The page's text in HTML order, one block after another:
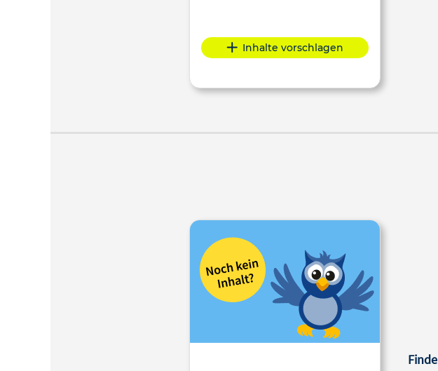
Inhalte vorschlagen